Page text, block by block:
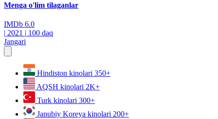
Menga o'lim tilaganlar
IMDb 6.0
| 2021 | 100 daq
Jangari
Hindiston kinolari 350+
AQSH kinolari 2K+
Turk kinolari 300+
Janubiy Koreya kinolari 200+